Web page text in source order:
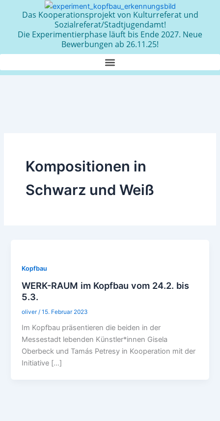
Das Kooperationsprojekt von Kulturreferat und
Sozialreferat/Stadtjugendamt!
Die Experimentierphase läuft bis Ende 2027. Neue
Bewerbungen ab 26.11.25!
Kompositionen in
Schwarz und Weiß
Kopfbau
WERK-RAUM im Kopfbau vom 24.2. bis
5.3.
oliver /15. Februar 2023
Im Kopfbau präsentieren die beiden in der
Messestadt lebenden Künstler*innen Gisela
Oberbeck und Tamás Petresy in Kooperation mit der
Initiative […]